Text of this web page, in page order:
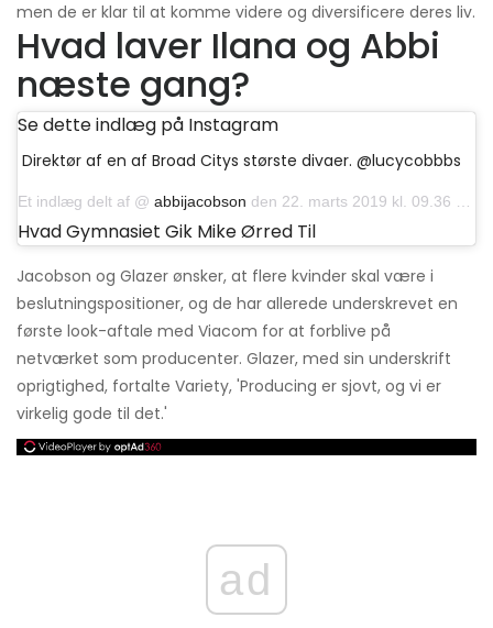
men de er klar til at komme videre og diversificere deres liv.
Hvad laver Ilana og Abbi
næste gang?
Se dette indlæg på Instagram
Direktør af en af ​​Broad Citys største divaer. @lucycobbbs
Et indlæg delt af @ abbijacobson den 22. marts 2019 kl. 09.36 PDT
Hvad Gymnasiet Gik Mike Ørred Til
Jacobson og Glazer ønsker, at flere kvinder skal være i
beslutningspositioner, og de har allerede underskrevet en
første look-aftale med Viacom for at forblive på
netværket som producenter. Glazer, med sin underskrift
oprigtighed, fortalte Variety, 'Producing er sjovt, og vi er
virkelig gode til det.'
ad